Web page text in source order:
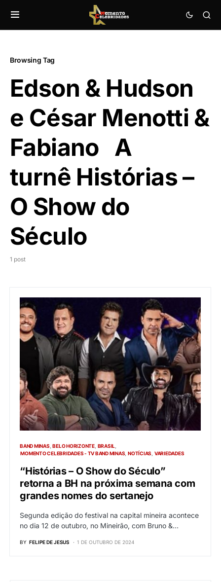
Browsing Tag
Edson & Hudson
e César Menotti &
Fabiano A
turnê Histórias –
O Show do
Século
1 post
BAND MINAS BELO HORIZONTE BRASIL
MOMENTO CELEBRIDADES - TV BAND MINAS NOTÍCIAS VARIEDADES
“Histórias – O Show do Século”
retorna a BH na próxima semana com
grandes nomes do sertanejo
Segunda edição do festival na capital mineira acontece
no dia 12 de outubro, no Mineirão, com Bruno &…
BY FELIPE DE JESUS 1 DE OUTUBRO DE 2024